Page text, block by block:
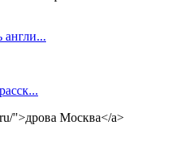
англи...
">дрова Москва</a>